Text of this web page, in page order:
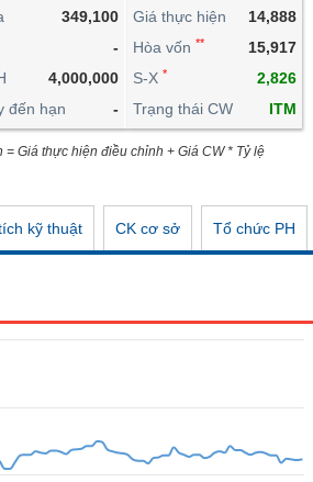
349,100
-
4,000,000
đến hạn
-
Giá thực hiện
14,888
Hòa vốn **
15,917
S-X *
2,826
Trạng thái CW
ITM
Giá thực hiện điều chỉnh + Giá CW * Tỷ lệ
kỹ thuật CK cơ sở Tổ chức PH
TRÁI PHIẾU
CÔNG CỤ
XUẤT DỮ LIỆU
TIN MỚI